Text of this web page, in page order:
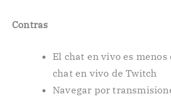
Contras
El chat en vivo es
chat en vivo de Twitch
Navegar por